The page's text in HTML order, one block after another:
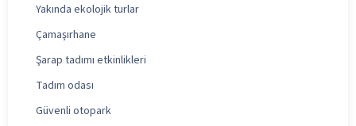
Yakında ekolojik turlar
Çamaşırhane
Şarap tadımı etkinlikleri
Tadım odası
Güvenli otopark